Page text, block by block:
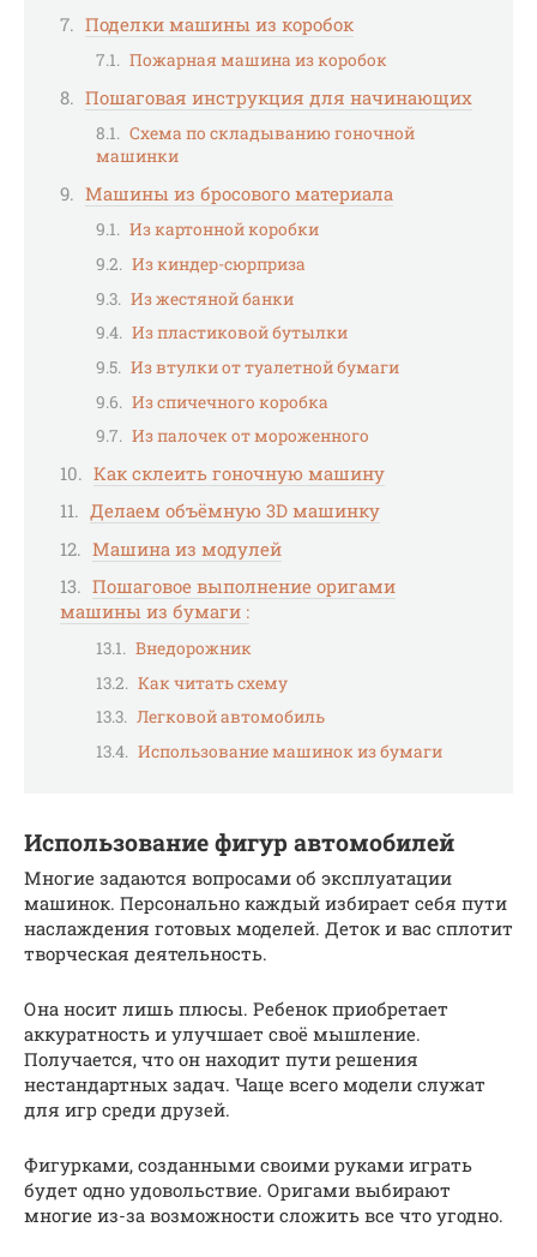
Поделки машины из коробок
Пожарная машина из коробок
Пошаговая инструкция для начинающих
Схема по складыванию гоночной
машинки
Машины из бросового материала
Из картонной коробки
Из киндер-сюрприза
Из жестяной банки
Из пластиковой бутылки
Из втулки от туалетной бумаги
Из спичечного коробка
Из палочек от мороженного
Как склеить гоночную машину
Делаем объёмную 3D машинку
Машина из модулей
Пошаговое выполнение оригами
машины из бумаги :
Внедорожник
Как читать схему
Легковой автомобиль
Использование машинок из бумаги
Использование фигур автомобилей
Многие задаются вопросами об эксплуатации
машинок. Персонально каждый избирает себя пути
наслаждения готовых моделей. Деток и вас сплотит
творческая деятельность.
Она носит лишь плюсы. Ребенок приобретает
аккуратность и улучшает своё мышление.
Получается, что он находит пути решения
нестандартных задач. Чаще всего модели служат
для игр среди друзей.
Фигурками, созданными своими руками играть
будет одно удовольствие. Оригами выбирают
многие из-за возможности сложить все что угодно.